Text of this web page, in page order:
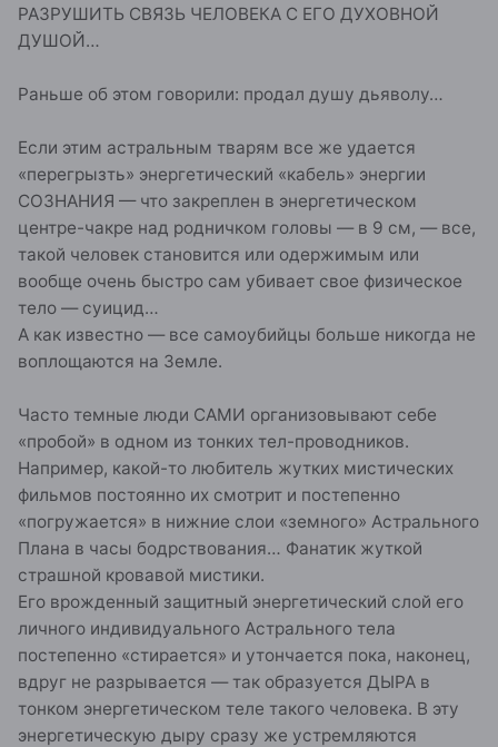
РАЗРУШИТЬ СВЯЗЬ ЧЕЛОВЕКА С ЕГО ДУХОВНОЙ
ДУШОЙ…
Раньше об этом говорили: продал душу дьяволу…
Если этим астральным тварям все же удается
«перегрызть» энергетический «кабель» энергии
СОЗНАНИЯ — что закреплен в энергетическом
центре-чакре над родничком головы — в 9 см, — все,
такой человек становится или одержимым или
вообще очень быстро сам убивает свое физическое
тело — суицид…
А как известно — все самоубийцы больше никогда не
воплощаются на Земле.
Часто темные люди САМИ организовывают себе
«пробой» в одном из тонких тел-проводников.
Например, какой-то любитель жутких мистических
фильмов постоянно их смотрит и постепенно
«погружается» в нижние слои «земного» Астрального
Плана в часы бодрствования… Фанатик жуткой
страшной кровавой мистики.
Его врожденный защитный энергетический слой его
личного индивидуального Астрального тела
постепенно «стирается» и утончается пока, наконец,
вдруг не разрывается — так образуется ДЫРА в
тонком энергетическом теле такого человека. В эту
энергетическую дыру сразу же устремляются